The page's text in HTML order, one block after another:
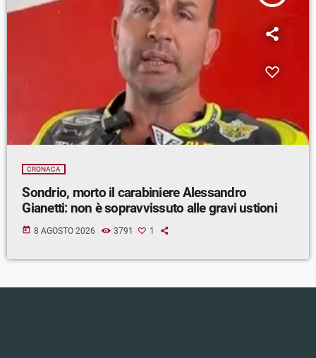
CRONACA
Sondrio, morto il carabiniere Alessandro
Gianetti: non è sopravvissuto alle gravi ustioni
today 8 AGOSTO 2026 3791 1